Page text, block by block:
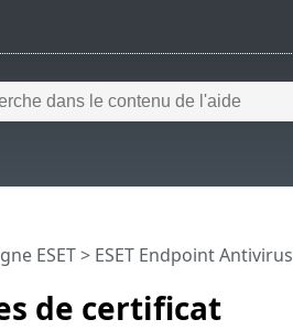
de certificat
ESET> ESET Endpoint Antivirus